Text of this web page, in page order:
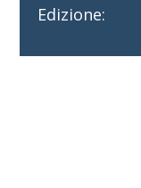
Edizione: